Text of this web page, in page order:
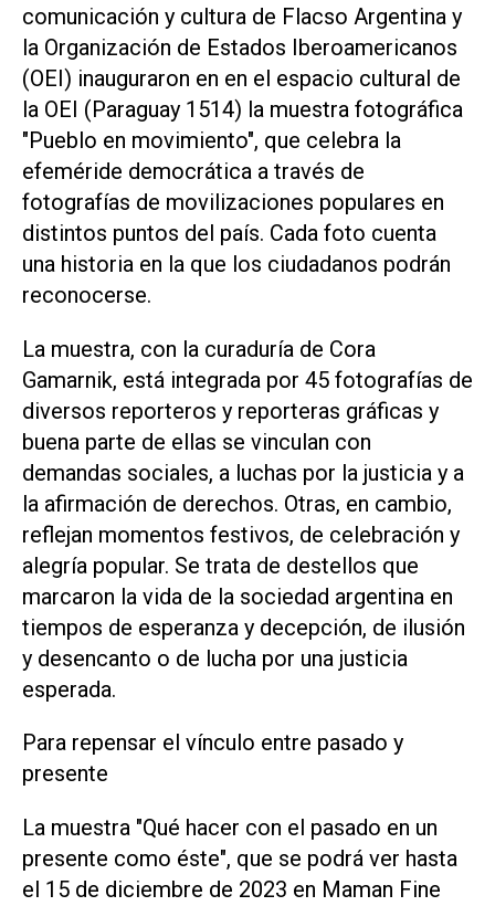
comunicación y cultura de Flacso Argentina y
la Organización de Estados Iberoamericanos
(OEI) inauguraron en en el espacio cultural de
la OEI (Paraguay 1514) la muestra fotográfica
"Pueblo en movimiento", que celebra la
efeméride democrática a través de
fotografías de movilizaciones populares en
distintos puntos del país. Cada foto cuenta
una historia en la que los ciudadanos podrán
reconocerse.
La muestra, con la curaduría de Cora
Gamarnik, está integrada por 45 fotografías de
diversos reporteros y reporteras gráficas y
buena parte de ellas se vinculan con
demandas sociales, a luchas por la justicia y a
la afirmación de derechos. Otras, en cambio,
reflejan momentos festivos, de celebración y
alegría popular. Se trata de destellos que
marcaron la vida de la sociedad argentina en
tiempos de esperanza y decepción, de ilusión
y desencanto o de lucha por una justicia
esperada.
Para repensar el vínculo entre pasado y
presente
La muestra "Qué hacer con el pasado en un
presente como éste", que se podrá ver hasta
el 15 de diciembre de 2023 en Maman Fine